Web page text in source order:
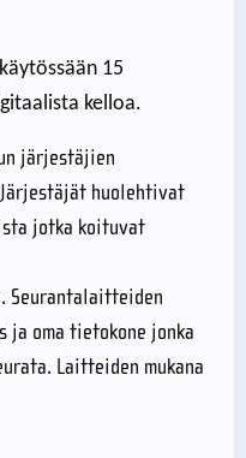
15
kelloa.
järjestäjien
huolehtivat
jotka koituvat
oma tietokone jonka
Laitteiden mukana